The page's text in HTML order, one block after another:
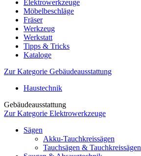
Elektrowerkzeuge
Möbelbeschläge
Fräser
Werkzeug
Werkstatt
Tipps & Tricks
Kataloge
Zur Kategorie Gebäudeausstattung
Haustechnik
Gebäudeausstattung
Zur Kategorie Elektrowerkzeuge
Sägen
Akku-Tauchkreissägen
Tauchsägen & Tauchkreissägen